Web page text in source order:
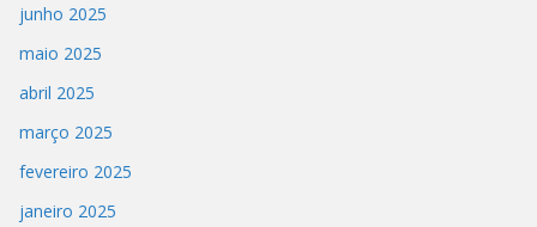
junho 2025
maio 2025
abril 2025
março 2025
fevereiro 2025
janeiro 2025